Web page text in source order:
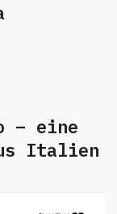
– eine
Italien